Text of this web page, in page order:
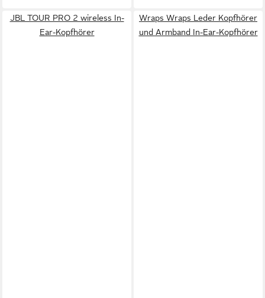
JBL TOUR PRO 2 wireless In-
Ear-Kopfhörer
Wraps Wraps Leder Kopfhörer
und Armband In-Ear-Kopfhörer